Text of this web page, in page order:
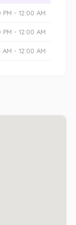
- 12:00 AM
- 12:00 AM
AM - 12:00 AM